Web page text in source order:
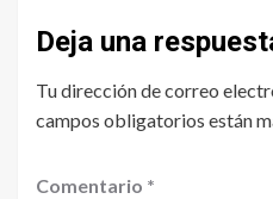
Deja una
Tu dirección de correo
campos obligatorios están
Comentario *